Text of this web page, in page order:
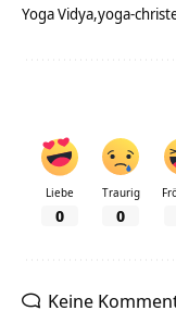
Yoga Vidya yoga-
Liebe
0
Traurig
0
Keine